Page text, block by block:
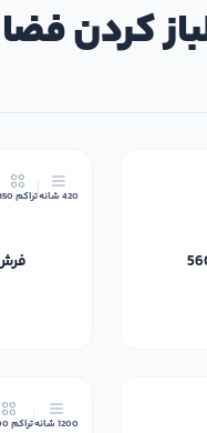
کردن
420 شانه تراکم 850
فرش
1200 شانه تراکم 3600